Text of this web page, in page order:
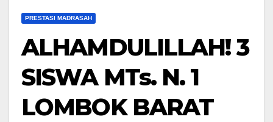
PRESTASI MADRASAH
ALHAMDULILLAH! 3
SISWA MTs. N. 1
LOMBOK BARAT